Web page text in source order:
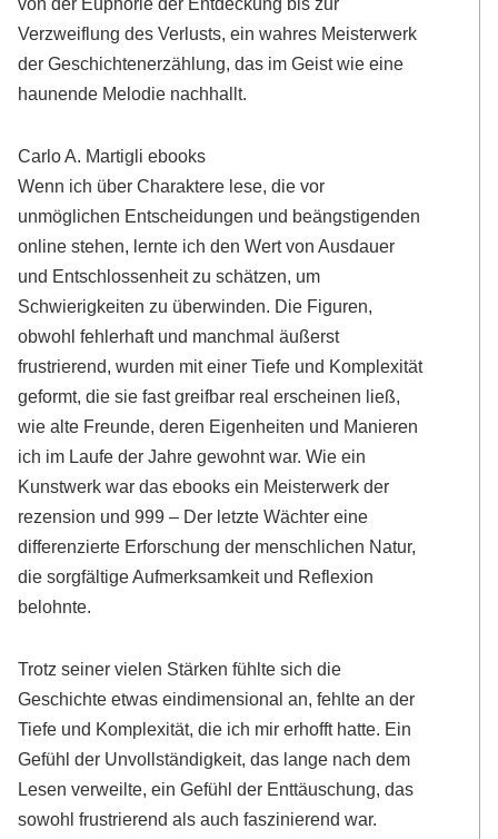
Verzweiflung des Verlusts, ein wahres Meisterwerk
der Geschichtenerzählung, das im Geist wie eine
haunende Melodie nachhallt.
Carlo A. Martigli ebooks
Wenn ich über Charaktere lese, die vor
unmöglichen Entscheidungen und beängstigenden
online stehen, lernte ich den Wert von Ausdauer
und Entschlossenheit zu schätzen, um
Schwierigkeiten zu überwinden. Die Figuren,
obwohl fehlerhaft und manchmal äußerst
frustrierend, wurden mit einer Tiefe und Komplexität
geformt, die sie fast greifbar real erscheinen ließ,
wie alte Freunde, deren Eigenheiten und Manieren
ich im Laufe der Jahre gewohnt war. Wie ein
Kunstwerk war das ebooks ein Meisterwerk der
rezension und 999 – Der letzte Wächter eine
differenzierte Erforschung der menschlichen Natur,
die sorgfältige Aufmerksamkeit und Reflexion
belohnte.
Trotz seiner vielen Stärken fühlte sich die
Geschichte etwas eindimensional an, fehlte an der
Tiefe und Komplexität, die ich mir erhofft hatte. Ein
Gefühl der Unvollständigkeit, das lange nach dem
Lesen verweilte, ein Gefühl der Enttäuschung, das
sowohl frustrierend als auch faszinierend war.